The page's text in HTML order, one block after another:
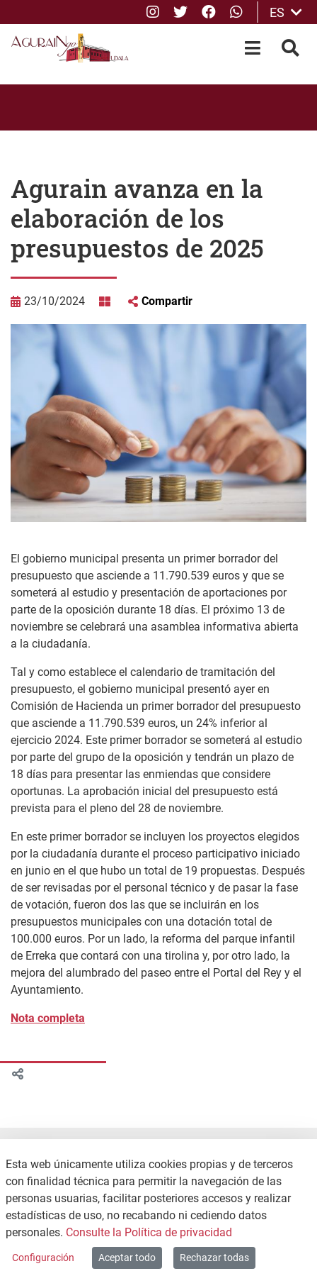
Instagram
TwitterFacebook
whatsApp
ES
OPEN-
Agurain avanza en la
elaboración de los
presupuestos de 2025
23/10/2024 Compartir
El gobierno municipal presenta un primer borrador del
presupuesto que asciende a 11.790.539 euros y que se
someterá al estudio y presentación de aportaciones por
parte de la oposición durante 18 días. El próximo 13 de
noviembre se celebrará una asamblea informativa abierta
a la ciudadanía.
Tal y como establece el calendario de tramitación del
presupuesto, el gobierno municipal presentó ayer en
Comisión de Hacienda un primer borrador del presupuesto
que asciende a 11.790.539 euros, un 24% inferior al
ejercicio 2024. Este primer borrador se someterá al estudio
por parte del grupo de la oposición y tendrán un plazo de
18 días para presentar las enmiendas que considere
oportunas. La aprobación inicial del presupuesto está
prevista para el pleno del 28 de noviembre.
En este primer borrador se incluyen los proyectos elegidos
por la ciudadanía durante el proceso participativo iniciado
en junio en el que hubo un total de 19 propuestas. Después
de ser revisadas por el personal técnico y de pasar la fase
de votación, fueron dos las que se incluirán en los
presupuestos municipales con una dotación total de
100.000 euros. Por un lado, la reforma del parque infantil
de Erreka que contará con una tirolina y, por otro lado, la
mejora del alumbrado del paseo entre el Portal del Rey y el
Ayuntamiento.
Nota completa
Copyright © 2026 / Excmo. agurain | Todos los derechos reservados.
Esta web únicamente utiliza cookies propias y de terceros
con finalidad técnica para permitir la navegación de las
personas usuarias, facilitar posteriores accesos y realizar
estadísticas de uso, no recabando ni cediendo datos
personales. Consulte la Política de privacidad
Configuración Aceptar todo Rechazar todas